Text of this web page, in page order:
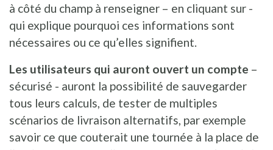
à côté du champ à renseigner – en cliquant sur -
qui explique pourquoi ces informations sont
nécessaires ou ce qu’elles signifient.
Les utilisateurs qui auront ouvert un compte –
sécurisé - auront la possibilité de sauvegarder
tous leurs calculs, de tester de multiples
scénarios de livraison alternatifs, par exemple
savoir ce que couterait une tournée à la place de